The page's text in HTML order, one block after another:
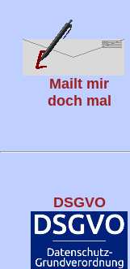
Mailt mir
doch mal
DSGVO